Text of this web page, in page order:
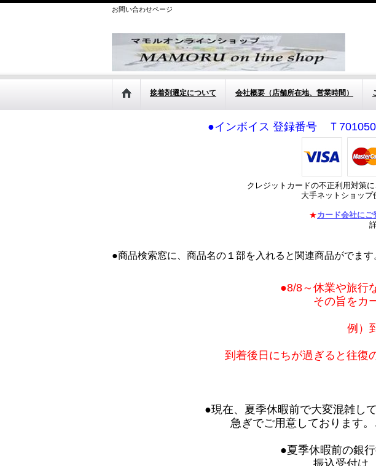
お問い合わせページ
接着剤選定について 会社概要（店舗所在地、営業時間）
●インボイス 登録番号 Ｔ
クレジットカードの不正利用対策
大手ネットショップ
★カード会社にご
●商品検索窓に、商品名の１部を入れると関連商品が
●8/8～休業や旅行
その旨をカ
例）
到着後日にちが過ぎると往復
●現在、夏季休暇前で大変混雑し
急ぎでご用意しております
●夏季休暇前の銀
振込受付は